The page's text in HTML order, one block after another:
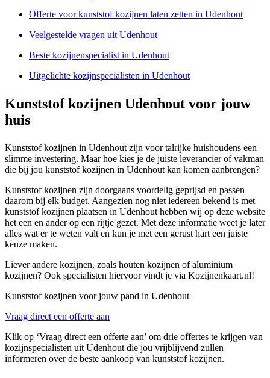
Offerte voor kunststof kozijnen laten zetten in Udenhout
Veelgestelde vragen uit Udenhout
Beste kozijnenspecialist in Udenhout
Uitgelichte kozijnspecialisten in Udenhout
Kunststof kozijnen Udenhout voor jouw
huis
Kunststof kozijnen in Udenhout zijn voor talrijke huishoudens een
slimme investering. Maar hoe kies je de juiste leverancier of vakman
die bij jou kunststof kozijnen in Udenhout kan komen aanbrengen?
Kunststof kozijnen zijn doorgaans voordelig geprijsd en passen
daarom bij elk budget. Aangezien nog niet iedereen bekend is met
kunststof kozijnen plaatsen in Udenhout hebben wij op deze website
het een en ander op een rijtje gezet. Met deze informatie weet je later
alles wat er te weten valt en kun je met een gerust hart een juiste
keuze maken.
Liever andere kozijnen, zoals houten kozijnen of aluminium
kozijnen? Ook specialisten hiervoor vindt je via Kozijnenkaart.nl!
Kunststof kozijnen voor jouw pand in Udenhout
Vraag direct een offerte aan
Klik op ‘Vraag direct een offerte aan’ om drie offertes te krijgen van
kozijnspecialisten uit Udenhout die jou vrijblijvend zullen
informeren over de beste aankoop van kunststof kozijnen.